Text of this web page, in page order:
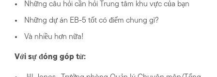
Những câu hỏi cần hỏi Trung tâm khu vực của bạn
Những dự án EB-5 tốt có điểm chung gì?
Và nhiều hơn nữa!
Với sự đóng góp từ: